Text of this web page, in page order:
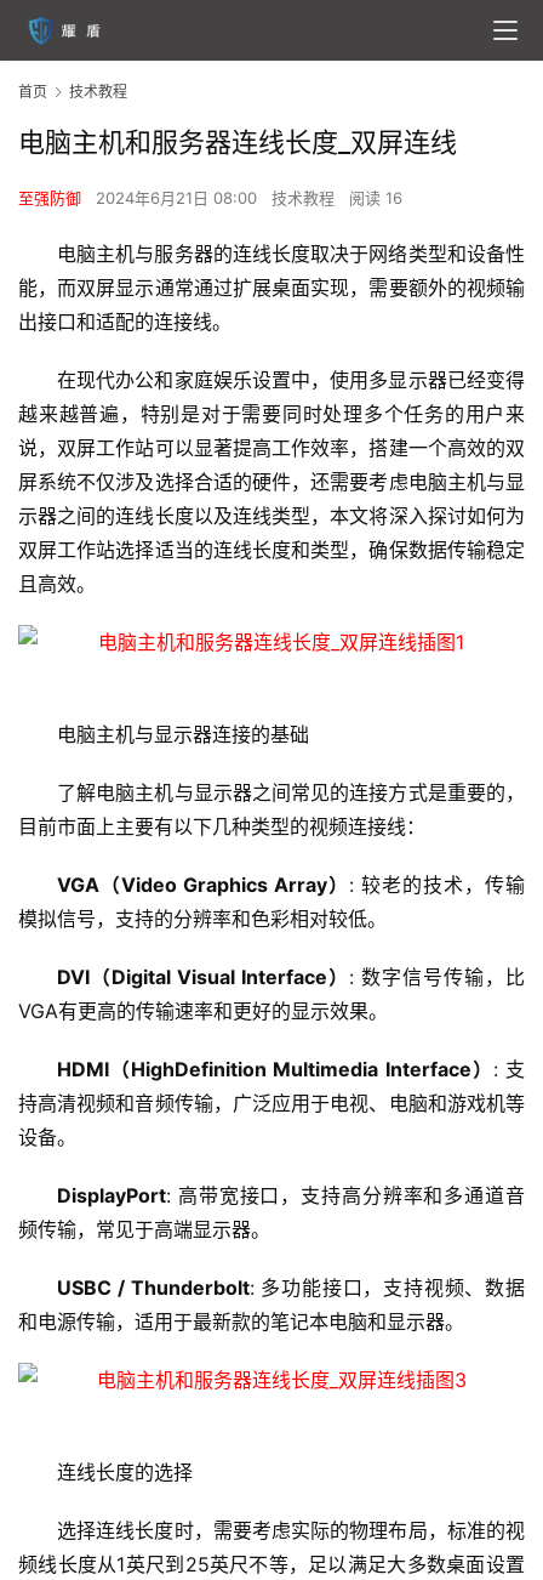
首页 技术教程
电脑主机和服务器连线长度_双屏连线
至强防御 2024年6月21日 08:00 技术教程 阅读 16
电脑主机与服务器的连线长度取决于网络类型和设备性
能，而双屏显示通常通过扩展桌面实现，需要额外的视频输
出接口和适配的连接线。
在现代办公和家庭娱乐设置中，使用多显示器已经变得
越来越普遍，特别是对于需要同时处理多个任务的用户来
说，双屏工作站可以显著提高工作效率，搭建一个高效的双
屏系统不仅涉及选择合适的硬件，还需要考虑电脑主机与显
示器之间的连线长度以及连线类型，本文将深入探讨如何为
双屏工作站选择适当的连线长度和类型，确保数据传输稳定
且高效。
电脑主机与显示器连接的基础
了解电脑主机与显示器之间常见的连接方式是重要的，
目前市面上主要有以下几种类型的视频连接线：
VGA（Video Graphics Array） : 较老的技术，传输
模拟信号，支持的分辨率和色彩相对较低。
DVI（Digital Visual Interface） : 数字信号传输，比
VGA有更高的传输速率和更好的显示效果。
HDMI（HighDefinition Multimedia Interface） : 支
持高清视频和音频传输，广泛应用于电视、电脑和游戏机等
设备。
DisplayPort: 高带宽接口，支持高分辨率和多通道音
频传输，常见于高端显示器。
USBC / Thunderbolt: 多功能接口，支持视频、数据
和电源传输，适用于最新款的笔记本电脑和显示器。
连线长度的选择
选择连线长度时，需要考虑实际的物理布局，标准的视
频线长度从1英尺到25英尺不等，足以满足大多数桌面设置